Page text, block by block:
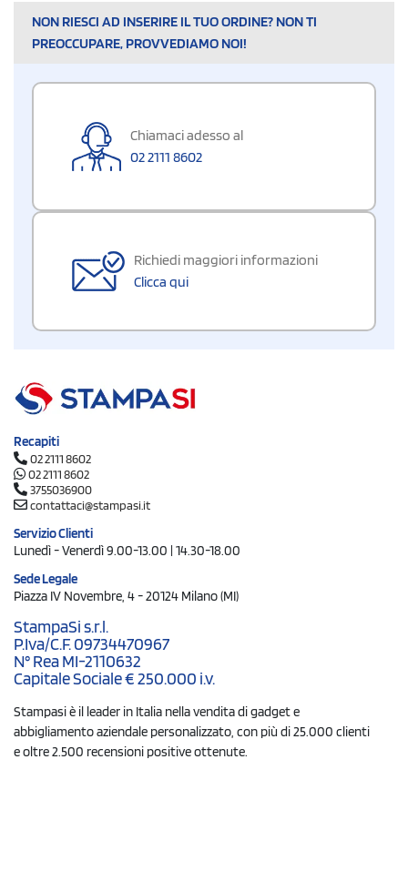
NON RIESCI AD INSERIRE IL TUO ORDINE? NON TI
PREOCCUPARE, PROVVEDIAMO NOI!
Chiamaci adesso al
02 2111 8602
Richiedi maggiori informazioni
Clicca qui
Recapiti
02 2111 8602
02 2111 8602
3755036900
contattaci@stampasi.it
Servizio Clienti
Lunedì - Venerdì 9.00-13.00 | 14.30-18.00
Sede Legale
Piazza IV Novembre, 4 - 20124 Milano (MI)
StampaSi s.r.l.
P.Iva/C.F. 09734470967
N° Rea MI-2110632
Capitale Sociale € 250.000 i.v.
Stampasi è il leader in Italia nella vendita di gadget e
abbigliamento aziendale personalizzato, con più di 25.000 clienti
e oltre 2.500 recensioni positive ottenute.